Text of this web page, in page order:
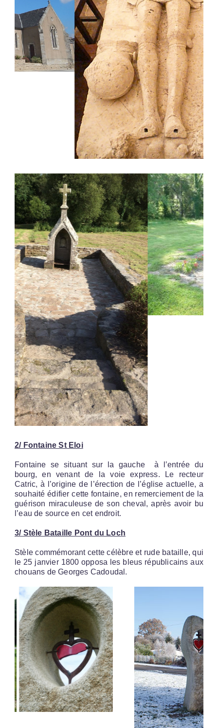
2/ Fontaine St Eloi
Fontaine se situant sur la gauche à l’entrée du
bourg, en venant de la voie express. Le recteur
Catric, à l’origine de l’érection de l’église actuelle, a
souhaité édifier cette fontaine, en remerciement de la
guérison miraculeuse de son cheval, après avoir bu
l’eau de source en cet endroit.
3/ Stèle Bataille Pont du Loch
Stèle commémorant cette célèbre et rude bataille, qui
le 25 janvier 1800 opposa les bleus républicains aux
chouans de Georges Cadoudal.